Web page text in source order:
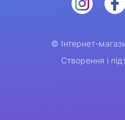
© Інтернет-
Створення і